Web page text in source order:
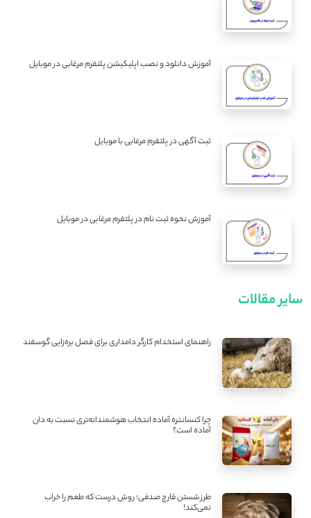
آموزش دانلود و نصب اپلیکیشن پلتفرم مرغابی در موبایل
ثبت آگهی در پلتفرم مرغابی با موبایل
آموزش نحوه ثبت نام در پلتفرم مرغابی در موبایل
سایر مقالات
راهنمای استخدام کارگر دامداری برای فصل بره‌زایی گوسفند
چرا کنسانتره آماده انتخاب هوشمندانه‌تری نسبت به دان
آماده است؟
طرز شستن قارچ صدفی؛ روش درست که طعم را خراب
نمی‌کند!